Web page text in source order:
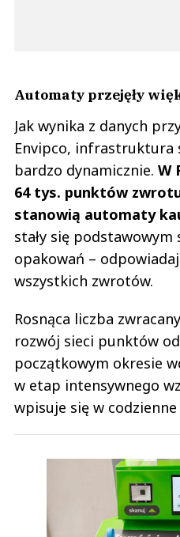
Automaty przejęły
Jak wynika z danych
Envipco, infrastruktura
bardzo dynamicznie. W
64 tys. punktów
stanowią automaty
stały się
opakowań –
wszystkich zwrotów.
Rosnąca liczba
rozwój sieci punktów
początkowym okresie
w etap intensywnego
wpisuje się w